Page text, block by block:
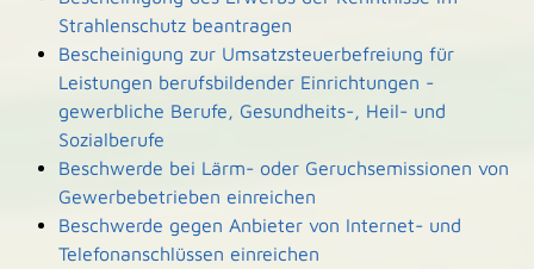
Strahlenschutz beantragen
Bescheinigung zur Umsatzsteuerbefreiung für
Leistungen berufsbildender Einrichtungen -
gewerbliche Berufe, Gesundheits-, Heil- und
Sozialberufe
Beschwerde bei Lärm- oder Geruchsemissionen von
Gewerbebetrieben einreichen
Beschwerde gegen Anbieter von Internet- und
Telefonanschlüssen einreichen